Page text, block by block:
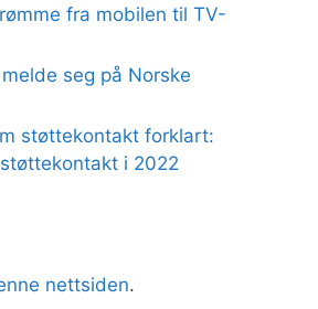
fra mobilen til TV-
seg på Norske
støttekontakt forklart:
i 2022
nettsiden.